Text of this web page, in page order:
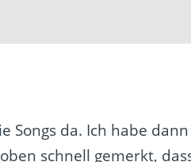
Songs da. Ich habe
schnell gemerkt,